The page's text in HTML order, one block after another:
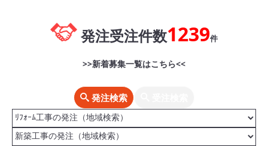
発注受注件数1239件
>>新着募集一覧はこちら<<
発注検索